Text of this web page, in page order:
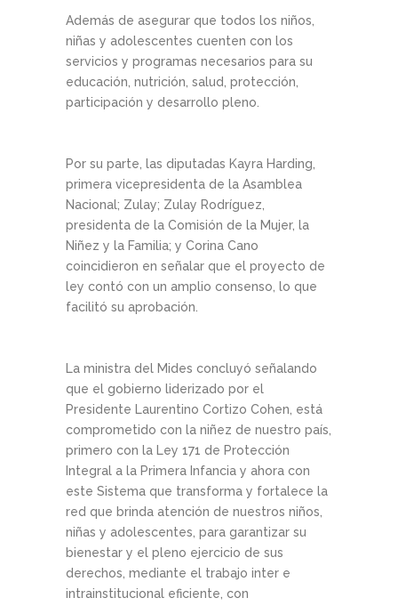
Además de asegurar que todos los niños,
niñas y adolescentes cuenten con los
servicios y programas necesarios para su
educación, nutrición, salud, protección,
participación y desarrollo pleno.
Por su parte, las diputadas Kayra Harding,
primera vicepresidenta de la Asamblea
Nacional; Zulay; Zulay Rodríguez,
presidenta de la Comisión de la Mujer, la
Niñez y la Familia; y Corina Cano
coincidieron en señalar que el proyecto de
ley contó con un amplio consenso, lo que
facilitó su aprobación.
La ministra del Mides concluyó señalando
que el gobierno liderizado por el
Presidente Laurentino Cortizo Cohen, está
comprometido con la niñez de nuestro país,
primero con la Ley 171 de Protección
Integral a la Primera Infancia y ahora con
este Sistema que transforma y fortalece la
red que brinda atención de nuestros niños,
niñas y adolescentes, para garantizar su
bienestar y el pleno ejercicio de sus
derechos, mediante el trabajo inter e
intrainstitucional eficiente, con